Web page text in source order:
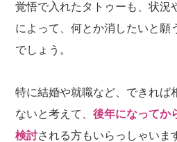
覚悟で入れたタトゥーも、状況
によって、何とか消したいと願
でしょう。
特に結婚や就職など、できれば
ないと考えて、後年になってか
検討される方もいらっしゃいま